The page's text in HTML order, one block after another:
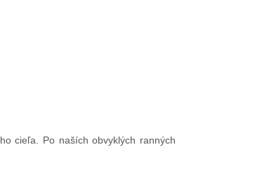
cieľa. Po naších obvyklých ranných